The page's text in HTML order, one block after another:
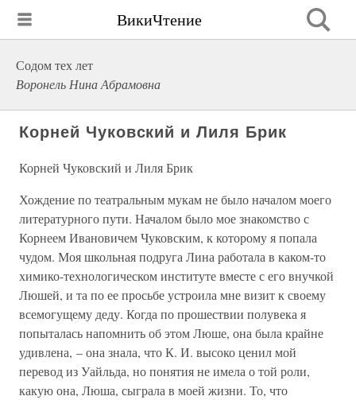
ВикиЧтение
Содом тех лет
Воронель Нина Абрамовна
Корней Чуковский и Лиля Брик
Корней Чуковский и Лиля Брик
Хождение по театральным мукам не было началом моего
литературного пути. Началом было мое знакомство с
Корнеем Ивановичем Чуковским, к которому я попала
чудом. Моя школьная подруга Лина работала в каком-то
химико-технологическом институте вместе с его внучкой
Люшей, и та по ее просьбе устроила мне визит к своему
всемогущему деду. Когда по прошествии полувека я
попыталась напомнить об этом Люше, она была крайне
удивлена, – она знала, что К. И. высоко ценил мой
перевод из Уайльда, но понятия не имела о той роли,
какую она, Люша, сыграла в моей жизни. То, что